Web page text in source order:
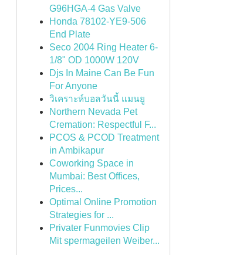
G96HGA-4 Gas Valve
Honda 78102-YE9-506
End Plate
Seco 2004 Ring Heater 6-
1/8" OD 1000W 120V
Djs In Maine Can Be Fun
For Anyone
วิเคราะห์บอลวันนี้ แมนยู
Northern Nevada Pet
Cremation: Respectful F...
PCOS & PCOD Treatment
in Ambikapur
Coworking Space in
Mumbai: Best Offices,
Prices...
Optimal Online Promotion
Strategies for ...
Privater Funmovies Clip
Mit spermageilen Weiber...